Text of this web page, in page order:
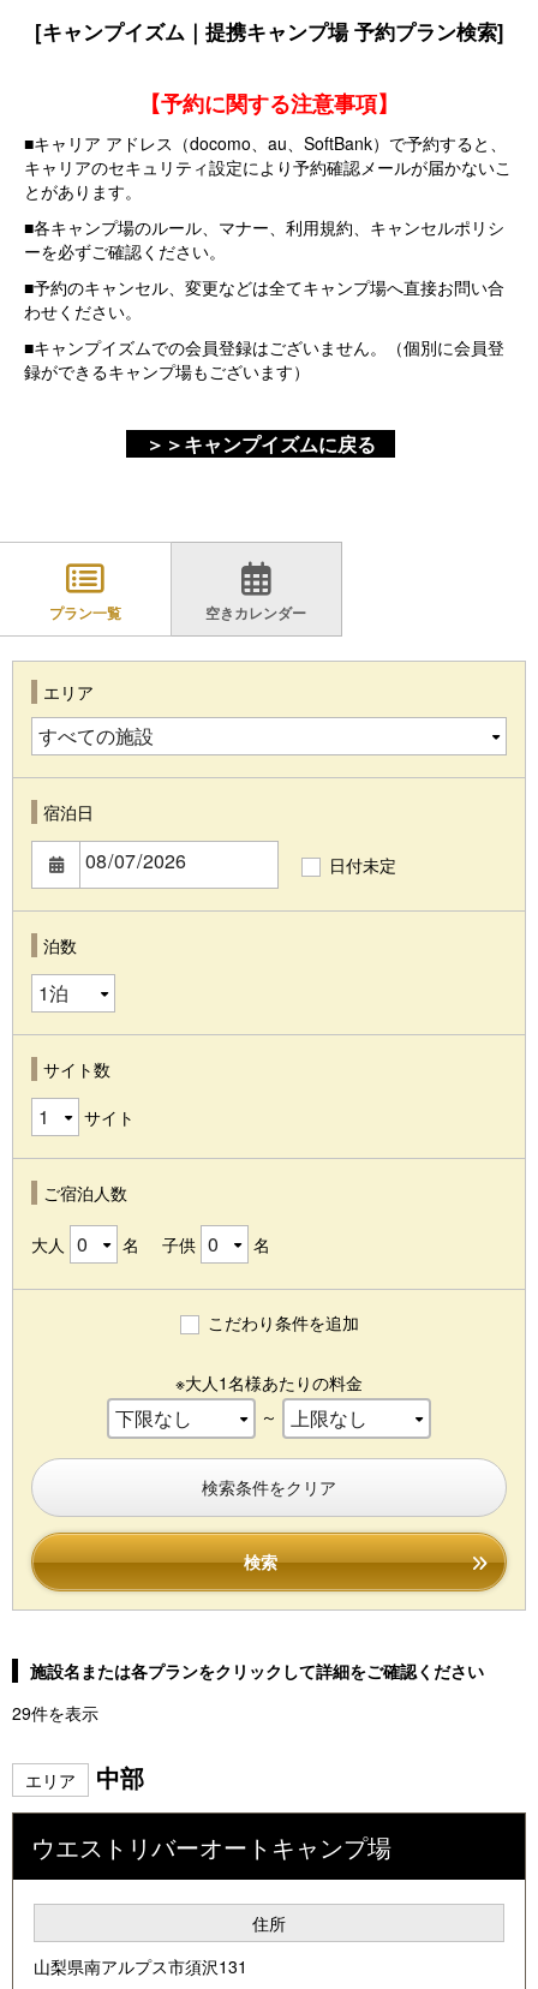
[キャンプイズム｜提携キャンプ場 予約プラン検索]
【予約に関する注意事項】
■キャリア アドレス（docomo、au、SoftBank）で予約すると、
キャリアのセキュリティ設定により予約確認メールが届かないこ
とがあります。
■各キャンプ場のルール、マナー、利用規約、キャンセルポリシ
ーを必ずご確認ください。
■予約のキャンセル、変更などは全てキャンプ場へ直接お問い合
わせください。
■キャンプイズムでの会員登録はございません。（個別に会員登
録ができるキャンプ場もございます）
＞＞キャンプイズムに戻る
プラン一覧 空きカレンダー
エリア
宿泊日
日付未定
泊数
サイト数
サイト
ご宿泊人数
大人 名 子供 名
こだわり条件を追加
※大人1名様あたりの料金
～
検索条件をクリア
検索
施設名または各プランをクリックして詳細をご確認ください
29件を表示
エリア
中部
ウエストリバーオートキャンプ場
住所
山梨県南アルプス市須沢131